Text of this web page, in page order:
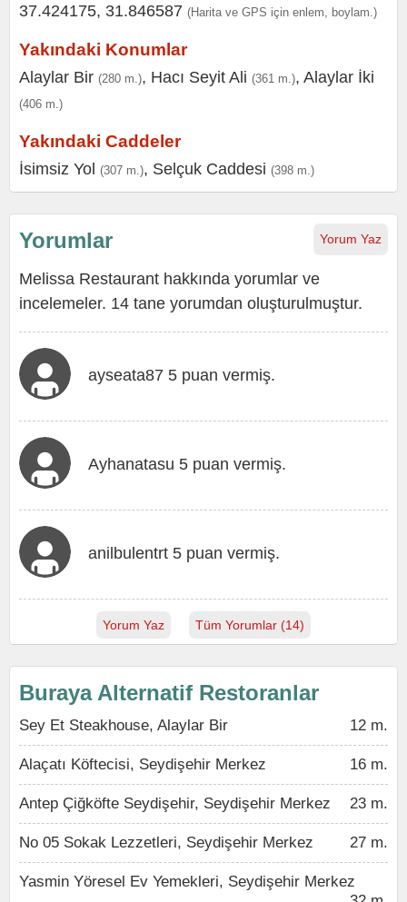
37.424175, 31.846587 (Harita ve GPS için enlem, boylam.)
Yakındaki Konumlar
Alaylar Bir (280 m.), Hacı Seyit Ali (361 m.), Alaylar İki
(406 m.)
Yakındaki Caddeler
İsimsiz Yol (307 m.), Selçuk Caddesi (398 m.)
Yorum Yaz
Yorumlar
Melissa Restaurant hakkında yorumlar ve
incelemeler. 14 tane yorumdan oluşturulmuştur.
ayseata87 5 puan vermiş.
Ayhanatasu 5 puan vermiş.
anilbulentrt 5 puan vermiş.
Yorum Yaz Tüm Yorumlar (14)
Buraya Alternatif Restoranlar
Sey Et Steakhouse, Alaylar Bir 12 m.
Alaçatı Köftecisi, Seydişehir Merkez 16 m.
Antep Çiğköfte Seydişehir, Seydişehir Merkez 23 m.
No 05 Sokak Lezzetleri, Seydişehir Merkez 27 m.
Yasmin Yöresel Ev Yemekleri, Seydişehir Merkez